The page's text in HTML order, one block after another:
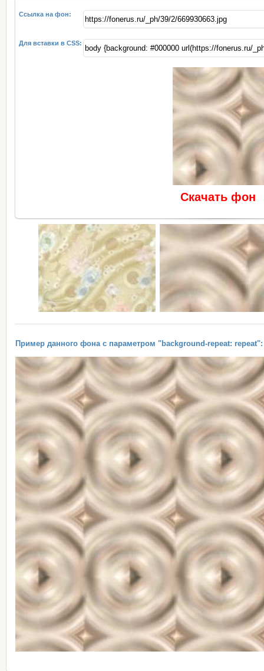
Ссылка на фон:
Для вставки в CSS:
Скачать фон
Пример данного фона с параметром "background-repeat: repeat":